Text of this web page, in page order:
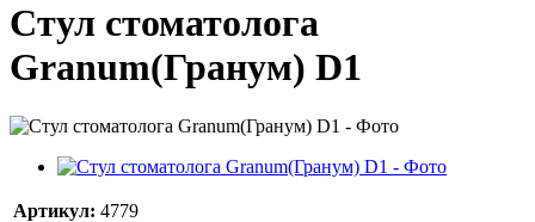
Стул стоматолога
Granum(Гранум) D1
Артикул: 4779